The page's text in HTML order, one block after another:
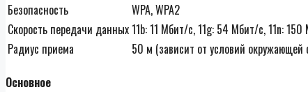
Безопасность
WPA, WPA2
Скорость передачи данных11b: 11 Мбит/с, 11g: 54 Мбит/с, 11n:
Радиус приема
50 м (зависит от условий окружающей
Основное